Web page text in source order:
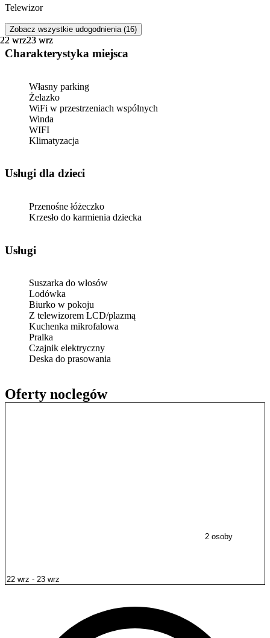
22 wrz23 wrz
Oferty noclegów
22 wrz23 wrz
2 osoby
Telewizor
Zobacz wszystkie udogodnienia (16)
Charakterystyka miejsca
Własny parking
Żelazko
WiFi w przestrzeniach wspólnych
Winda
WIFI
Klimatyzacja
usługi dla dzieci
Przenośne łóżeczko
Krzesło do karmienia dziecka
Usługi
Suszarka do włosów
Lodówka
Biurko w pokoju
Z telewizorem LCD/plazmą
Kuchenka mikrofalowa
Pralka
Czajnik elektryczny
Deska do prasowania